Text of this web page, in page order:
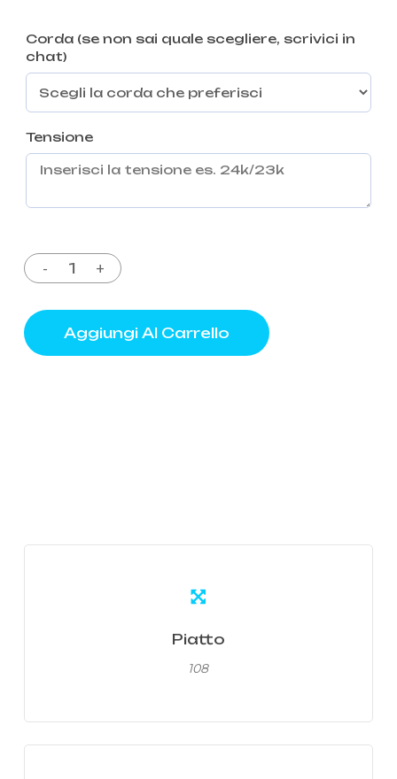
Corda (se non sai quale scegliere, scrivici in
chat)
Tensione
Aggiungi Al Carrello
Piatto
108